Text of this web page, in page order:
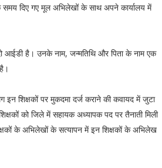
के समय दिए गए मूल अभिलेखों के साथ अपने कार्यालय में
आईडी है। उनके नाम, जन्मतिथि और पिता के नाम एक
इन शिक्षकों पर मुकदमा दर्ज कराने की कवायद में जुटा
को जिले में सहायक अध्यापक पद पर तैनाती मिली
के अभिलेखों के सत्यापन में इन शिक्षकों के अभिलेख